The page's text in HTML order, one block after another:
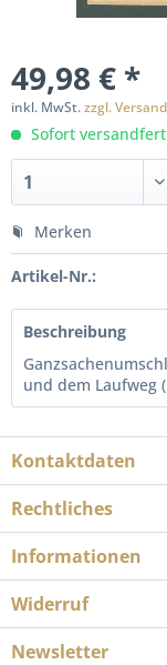
49,98 € *
inkl. MwSt.zzgl.
Sofort
Merken
Artikel-Nr.:
Beschreibung
und dem Laufweg
Kontaktdaten
Rechtliches
Informationen
Widerruf
Newsletter